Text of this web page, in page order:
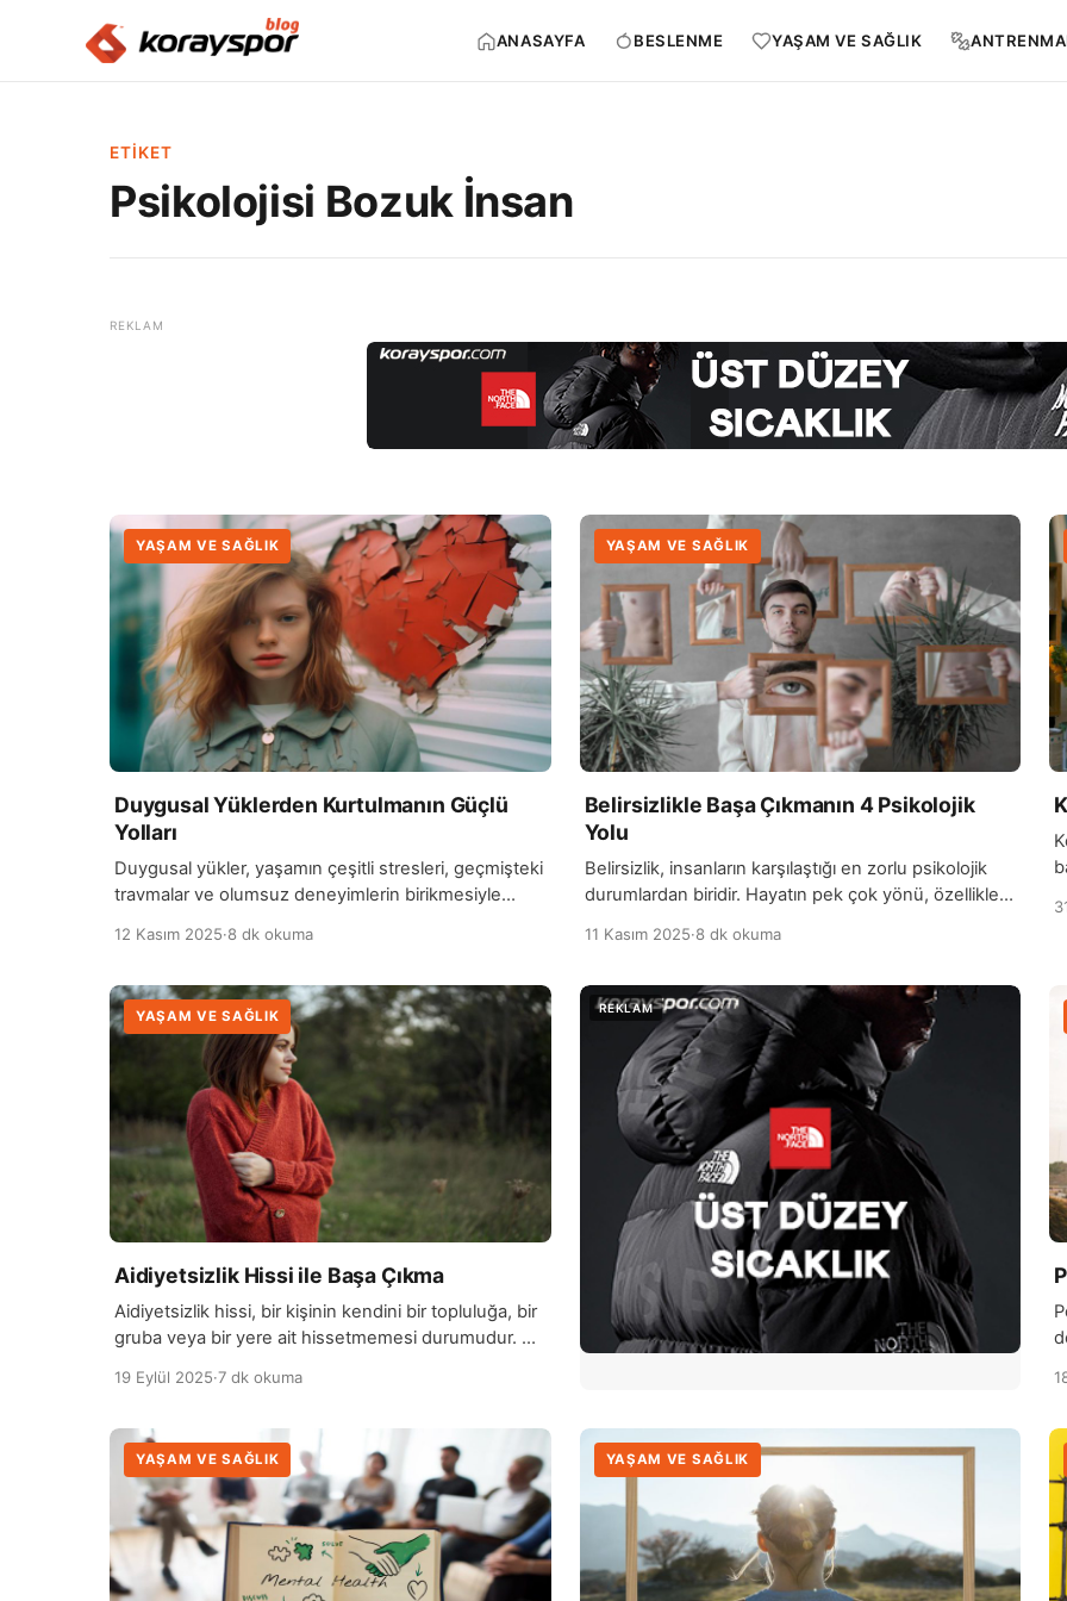
ANASAYFA BESLENME YAŞAM VE SAĞLIK
ETIKET
Psikolojisi Bozuk İnsan
YAŞAM VE SAĞLIK
Duygusal Yüklerden Kurtulmanın Güçlü
Yolları
Duygusal yükler, yaşamın çeşitli stresleri, geçmişteki
travmalar ve olumsuz deneyimlerin birikmesiyle
yönde etkiler. Bu tür yüklerden kurtulmanın ilk adımı,
durumlarını fark etmek, bu yüklerin üzerinde
düşünmek ve duyguları bastırmak yerine onları
anlamaya çalışmak önemlidir. Kendini ve hislerini
kabullenmek, bu yüklerin üstesinden gelmenin […]
12 Kasım 2025·8 dk okuma
YAŞAM VE SAĞLIK
Belirsizlikle Başa Çıkmanın 4 Psikolojik
Yolu
Belirsizlik, insanların karşılaştığı en zorlu psikolojik
durumlardan biridir. Hayatın pek çok yönü, özellikle
yol açabilir. Belirsizlikle başa çıkmanın psikolojik yolu,
geleceği kesin olarak kontrol edemezler, bu nedenle
belirsizliğin doğal bir parçası olduğunu anlamak ve
bu durumu kabullenmek önemlidir. Kabullenme,
kaygı seviyelerini azaltabilir […]
11 Kasım 2025·8 dk okuma
YAŞAM VE SAĞLIK
Aidiyetsizlik Hissi ile Başa Çıkma
Aidiyetsizlik hissi, bir kişinin kendini bir topluluğa, bir
gruba veya bir yere ait hissetmemesi durumudur. Bu
olumsuz hislerle bağlantılı olabilir. İnsanlar doğası
ihtiyacı duyarlar. Aidiyetsizlik hissi, kişinin kendini
yalnız hissetmesine ve kimlik arayışına girmesine
neden olabilir. Bu durum, genellikle yeni bir çevreye
[…]
19 Eylül 2025·7 dk okuma
YAŞAM VE SAĞLIK YAŞAM VE SAĞLIK